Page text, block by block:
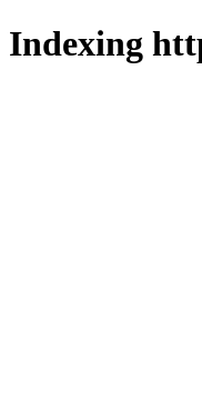
Indexing